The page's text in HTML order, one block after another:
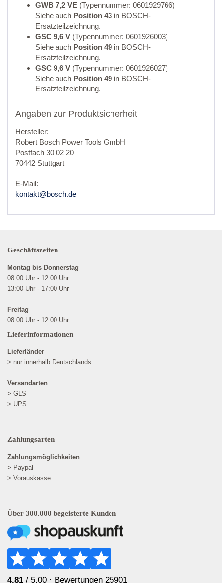
GWB 7,2 VE (Typennummer: 0601929766)
Siehe auch Position 43 in BOSCH-
Ersatzteilzeichnung.
GSC 9,6 V (Typennummer: 0601926003)
Siehe auch Position 49 in BOSCH-
Ersatzteilzeichnung.
GSC 9,6 V (Typennummer: 0601926027)
Siehe auch Position 49 in BOSCH-
Ersatzteilzeichnung.
Angaben zur Produktsicherheit
Hersteller:
Robert Bosch Power Tools GmbH
Postfach 30 02 20
70442 Stuttgart
E-Mail:
kontakt@bosch.de
Geschäftszeiten
Montag bis Donnerstag
08:00 Uhr - 12:00 Uhr
13:00 Uhr - 17:00 Uhr
Freitag
08:00 Uhr - 12:00 Uhr
Lieferinformationen
Lieferländer
> nur innerhalb Deutschlands
Versandarten
> GLS
> UPS
Zahlungsarten
Zahlungsmöglichkeiten
> Paypal
> Vorauskasse
Über 300.000 begeisterte Kunden
4.81 / 5.00 · Bewertungen 25901